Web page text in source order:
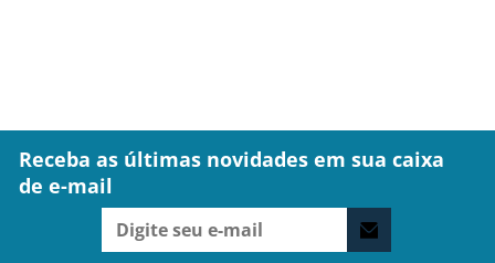
Receba as últimas novidades em sua caixa
de e-mail